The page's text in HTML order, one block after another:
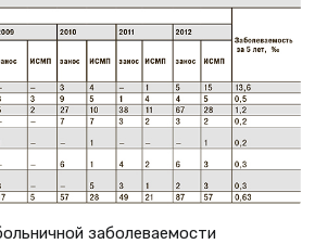
заболеваемости